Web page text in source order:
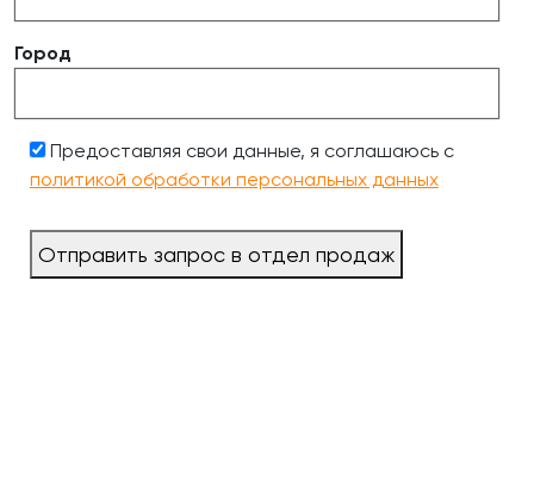
Город
Предоставляя свои данные, я соглашаюсь с
политикой обработки персональных данных
Отправить запрос в отдел продаж